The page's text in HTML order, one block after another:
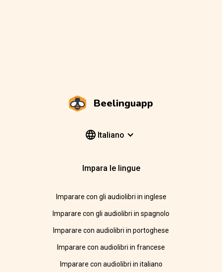
Beelinguapp
Italiano
Impara le lingue
Imparare con gli audiolibri in inglese
Imparare con gli audiolibri in spagnolo
Imparare con audiolibri in portoghese
Imparare con audiolibri in francese
Imparare con audiolibri in italiano